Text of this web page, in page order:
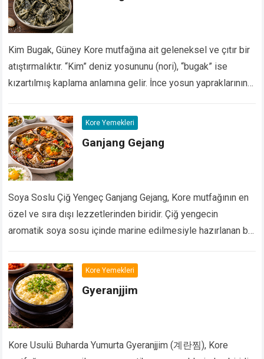
Kim Bugak, Güney Kore mutfağına ait geleneksel ve çıtır bir
atıştırmalıktır. “Kim” deniz yosununu (nori), “bugak” ise
kızartılmış kaplama anlamına gelir. İnce yosun yapraklarının
Oku...
Kore Yemekleri
Ganjang Gejang
Soya Soslu Çiğ Yengeç Ganjang Gejang, Kore mutfağının en
özel ve sıra dışı lezzetlerinden biridir. Çiğ yengecin
aromatik soya sosu içinde marine edilmesiyle hazırlanan bu
Kore Yemekleri
Gyeranjjim
Kore Usulü Buharda Yumurta Gyeranjjim (계란찜), Kore